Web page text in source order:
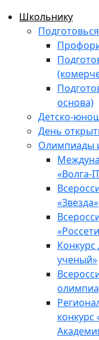
Школьнику
основа)
Детско-
День
Олимпиады
«Волга-
«Звезда»
ученый»